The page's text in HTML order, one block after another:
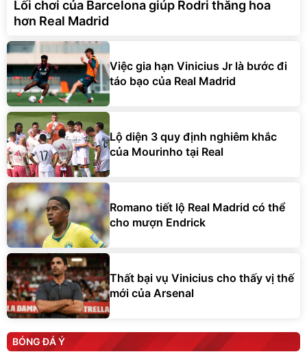
Lối chơi của Barcelona giúp Rodri thăng hoa
hơn Real Madrid
Việc gia hạn Vinicius Jr là bước đi
táo bạo của Real Madrid
Lộ diện 3 quy định nghiêm khắc
của Mourinho tại Real
Romano tiết lộ Real Madrid có thể
cho mượn Endrick
Thất bại vụ Vinicius cho thấy vị thế
mới của Arsenal
BÓNG ĐÁ Ý